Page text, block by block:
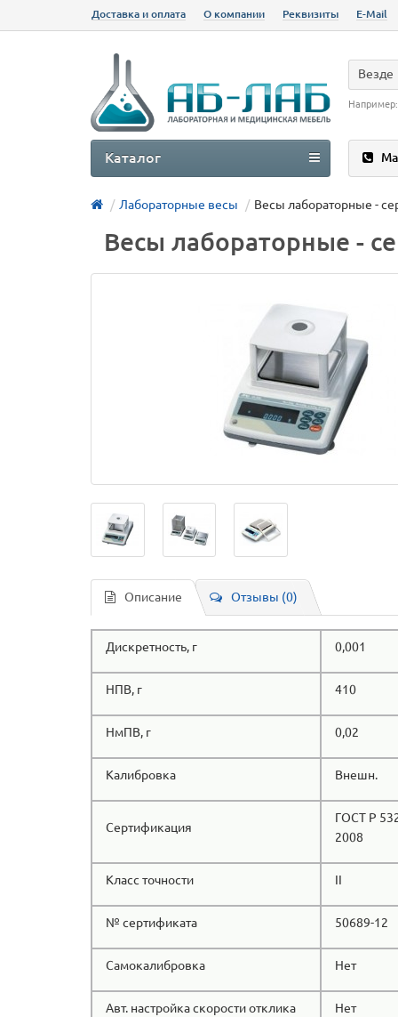
Доставка и оплата О компании Реквизиты E-Mail
Везде
Каталог
Лабораторные весы Весы лабораторные -
Весы лабораторные -
Описание Отзывы (0)
Дискретность, г 0,001
НПВ, г 410
НмПВ, г 0,02
Калибровка Внешн.
Сертификация
ГОСТ Р
2008
Класс точности II
№ сертификата 50689-12
Самокалибровка Нет
Авт. настройка скорости отклика Нет